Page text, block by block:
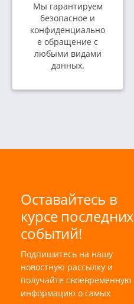
Мы гарантируем
безопасное и
конфиденциально
е обращение с
любыми видами
данных.
Оставайтесь в
курсе последних
событий!
Подпишитесь на нашу
новостную рассылку и
получайте своевременную
информацию о самых